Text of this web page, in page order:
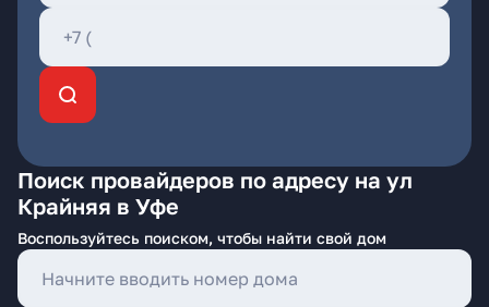
Поиск провайдеров по адресу на ул
Крайняя в Уфе
Воспользуйтесь поиском, чтобы найти свой дом